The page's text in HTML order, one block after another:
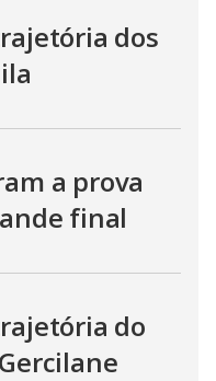
dos
a prova
final
do